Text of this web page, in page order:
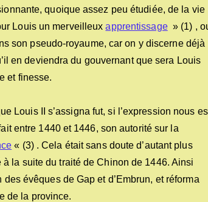
quoique assez peu étudiée, de la vie
Louis un merveilleuxapprentissage» (1) ,
son pseudo-royaume, car on y discerne déjà
en deviendra du gouvernant que sera Louis
et finesse.
Louis II s’assigna fut, si l’expression nous
entre 1440 et 1446, son autorité sur la
« (3) . Cela était sans doute d’autant plus
la suite du traité de Chinon de 1446. Ainsi
évêques de Gap et d’Embrun, et réforma
de la province.